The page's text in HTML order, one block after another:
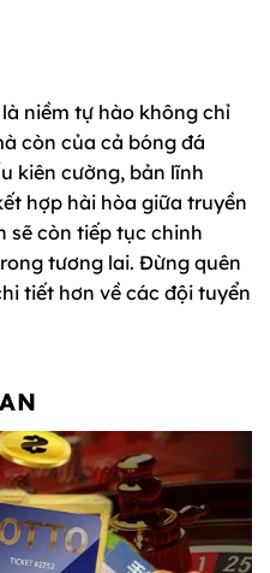
là niềm tự hào không chỉ
còn của cả bóng đá
kiên cường, bản lĩnh
hợp hài hòa giữa truyền
sẽ còn tiếp tục chinh
tương lai. Đừng quên
tiết hơn về các đội tuyển